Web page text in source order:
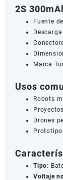
2S
Fuente
Marca
Usos
Robots
Drones
Tipo:
Voltaje